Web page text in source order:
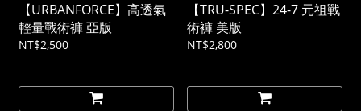
【URBANFORCE】高透氣
輕量戰術褲 亞版
NT$2,500
【TRU-SPEC】24-7 元祖戰
術褲 美版
NT$2,800